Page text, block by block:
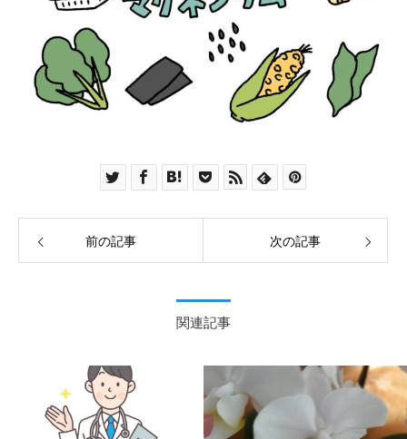
前の記事 次の記事
関連記事